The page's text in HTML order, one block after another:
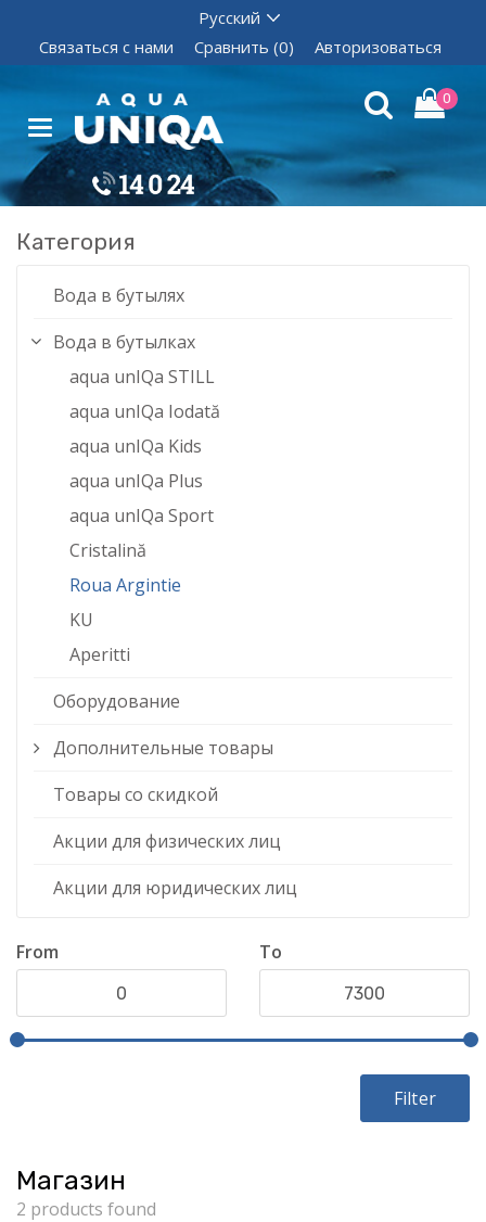
Связаться с нами Сравнить (0) Авторизоваться
0
Категория
Вода в бутылях
Вода в бутылках
aqua unIQa STILL
aqua unIQa Iodată
aqua unIQa Kids
aqua unIQa Plus
aqua unIQa Sport
Cristalină
Roua Argintie
KU
Aperitti
Оборудование
Дополнительные товары
Товары со скидкой
Акции для физических лиц
Акции для юридических лиц
From To
Filter
Магазин
2 products found